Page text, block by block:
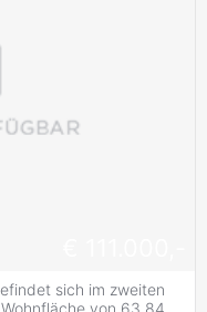
sich im zweiten
von 63,84